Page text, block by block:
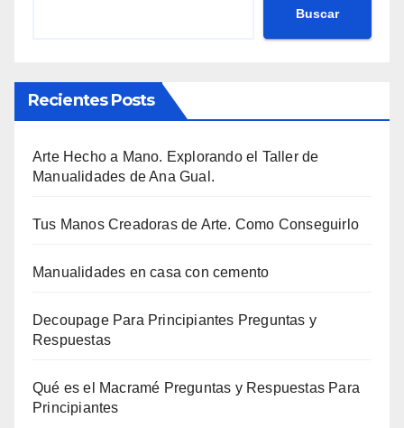
Buscar
Recientes Posts
Arte Hecho a Mano. Explorando el Taller de
Manualidades de Ana Gual.
Tus Manos Creadoras de Arte. Como Conseguirlo
Manualidades en casa con cemento
Decoupage Para Principiantes Preguntas y
Respuestas
Qué es el Macramé Preguntas y Respuestas Para
Principiantes